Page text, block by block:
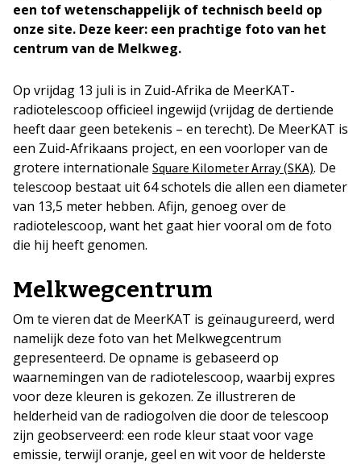
een tof wetenschappelijk of technisch beeld op
onze site. Deze keer: een prachtige foto van het
centrum van de Melkweg.
Op vrijdag 13 juli is in Zuid-Afrika de MeerKAT-
radiotelescoop officieel ingewijd (vrijdag de dertiende
heeft daar geen betekenis – en terecht). De MeerKAT is
een Zuid-Afrikaans project, en een voorloper van de
grotere internationale Square Kilometer Array (SKA). De
telescoop bestaat uit 64 schotels die allen een diameter
van 13,5 meter hebben. Afijn, genoeg over de
radiotelescoop, want het gaat hier vooral om de foto
die hij heeft genomen.
Melkwegcentrum
Om te vieren dat de MeerKAT is geïnaugureerd, werd
namelijk deze foto van het Melkwegcentrum
gepresenteerd. De opname is gebaseerd op
waarnemingen van de radiotelescoop, waarbij expres
voor deze kleuren is gekozen. Ze illustreren de
helderheid van de radiogolven die door de telescoop
zijn geobserveerd: een rode kleur staat voor vage
emissie, terwijl oranje, geel en wit voor de helderste